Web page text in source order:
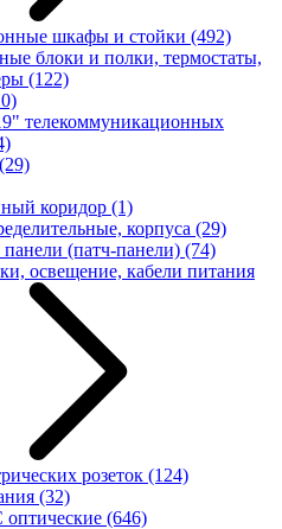
шкафы и стойки (492)
блоки и полки, термостаты,
(122)
телекоммуникационных
(29)
коридор (1)
корпуса (29)
(патч-панели) (74)
освещение, кабели питания
розеток (124)
(32)
(646)